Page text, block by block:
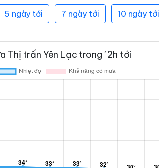
5 ngày tới 7 ngày tới 10 ngày tới
Thị trấn Yên Lạc trong 12h tới